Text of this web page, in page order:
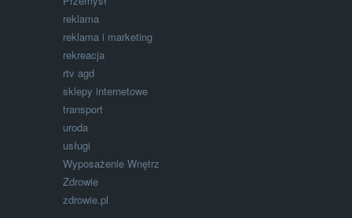
reklama
reklama i marketing
rekreacja
rtv agd
sklepy internetowe
transport
uroda
usługi
Wyposażenie Wnętrz
Zdrowie
zdrowie.pl